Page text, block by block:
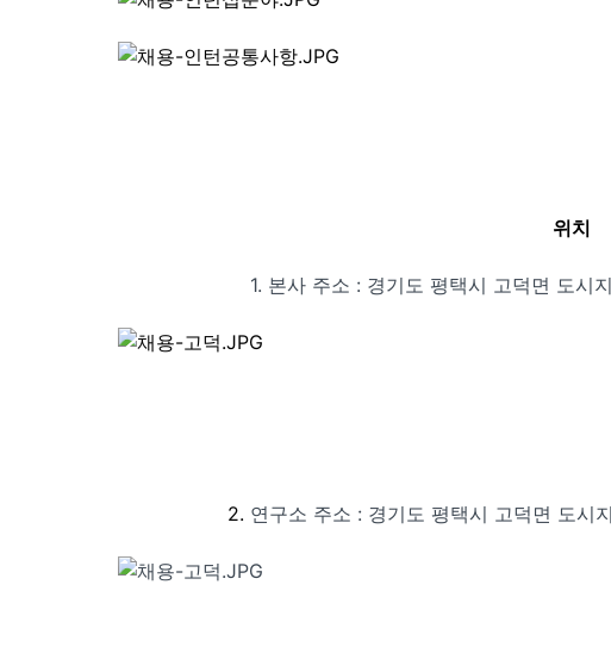
위치
1. 본사 주소 : 경기도 평택시 고덕면 도시
2. 연구소 주소 : 경기도 평택시 고덕면 도시